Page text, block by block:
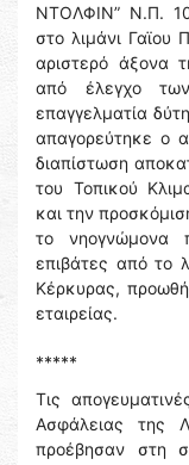
ΝΤΟΛΦΙΝ” Ν.Π.
στο λιμάνι Γαϊου
αριστερό άξονα
από έλεγχο
επαγγελματία
απαγορεύτηκε ο
διαπίστωση
του Τοπικού
και την
το νηογνώμονα
επιβάτες από το
Κέρκυρας,
εταιρείας.
*****
Τις
Ασφάλειας της
προέβησαν στη